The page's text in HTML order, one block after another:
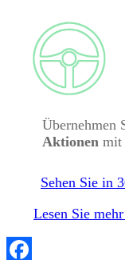
Übernehmen
Aktionen mit
Sehen Sie in
Lesen Sie